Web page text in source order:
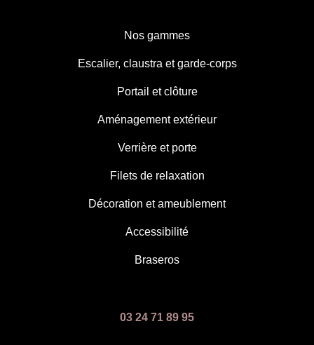
Nos gammes
Escalier, claustra et garde-corps
Portail et clôture
Aménagement extérieur
Verrière et porte
Filets de relaxation
Décoration et ameublement
Accessibilité
Braseros
03 24 71 89 95